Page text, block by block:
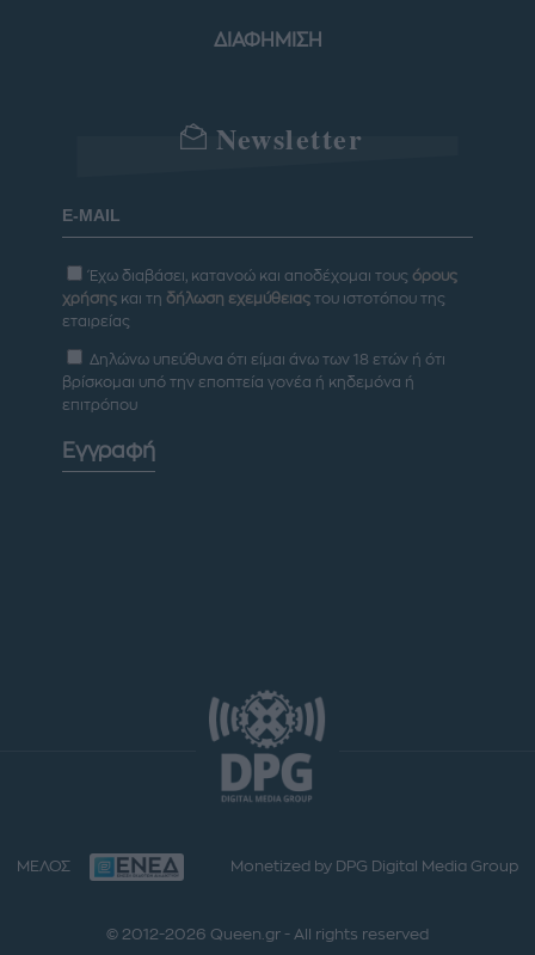
ΔΙΑΦΗΜΙΣΗ
Newsletter
Έχω διαβάσει, κατανοώ και αποδέχομαι τους όρους
χρήσης και τη δήλωση εχεμύθειας του ιστοτόπου της
εταιρείας
Δηλώνω υπεύθυνα ότι είμαι άνω των 18 ετών ή ότι
βρίσκομαι υπό την εποπτεία γονέα ή κηδεμόνα ή
επιτρόπου
Εγγραφή
ΜΕΛΟΣ Monetized by DPG Digital Media Group
© 2012-2026 Queen.gr - All rights reserved